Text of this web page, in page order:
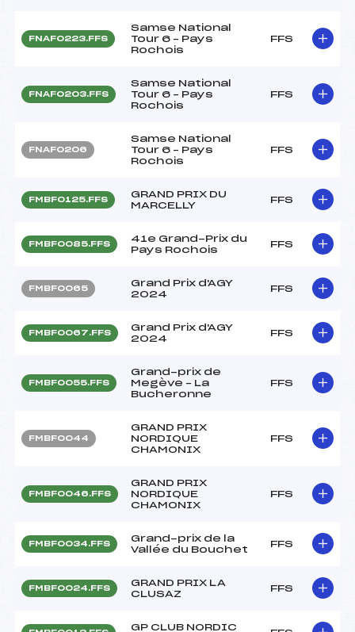
FNAF0223.FFS
Samse National
Tour 6 – Pays
Rochois
FFS
FNAF0203.FFS
Samse National
Tour 6 – Pays
Rochois
FFS
FNAF0206
Samse National
Tour 6 – Pays
Rochois
FFS
FMBF0125.FFS
GRAND PRIX DU
MARCELLY
FFS
FMBF0085.FFS
41e Grand-Prix du
Pays Rochois
FFS
FMBF0065
Grand Prix d'AGY
2024
FFS
FMBF0067.FFS
Grand Prix d'AGY
2024
FFS
FMBF0055.FFS
Grand-prix de
Megève – La
Bucheronne
FFS
FMBF0044
GRAND PRIX
NORDIQUE
CHAMONIX
FFS
FMBF0046.FFS
GRAND PRIX
NORDIQUE
CHAMONIX
FFS
FMBF0034.FFS
Grand-prix de la
Vallée du Bouchet
FFS
FMBF0024.FFS
GRAND PRIX LA
CLUSAZ
FFS
GP CLUB NORDIC